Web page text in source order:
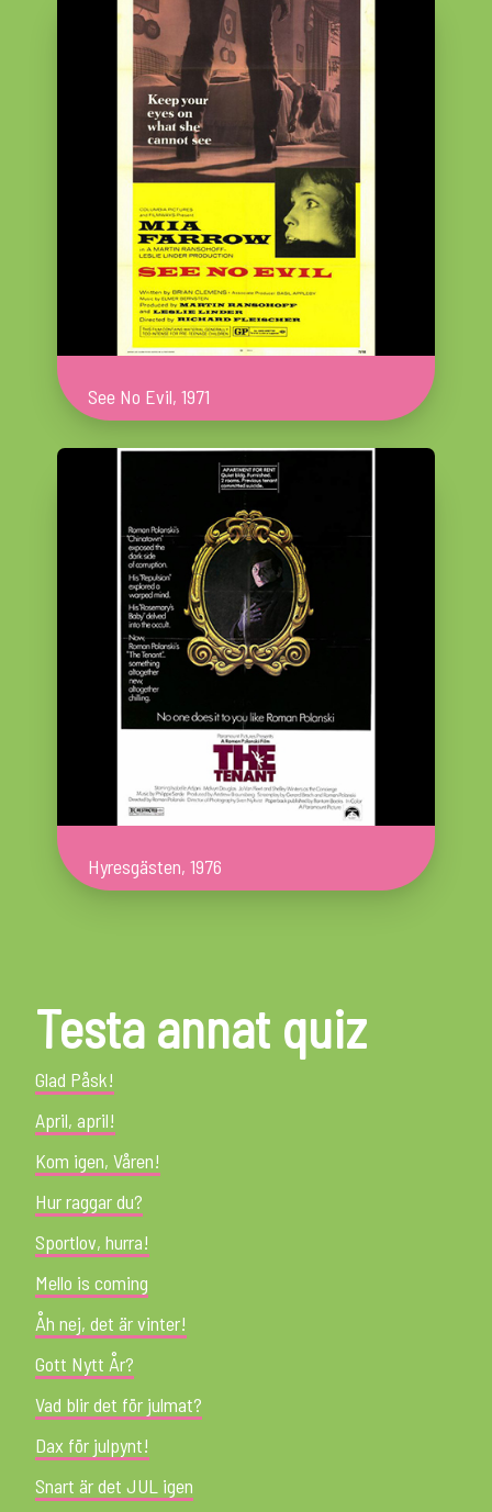
See No Evil, 1971
Hyresgästen, 1976
Testa annat quiz
Glad Påsk!
April, april!
Kom igen, Våren!
Hur raggar du?
Sportlov, hurra!
Mello is coming
Åh nej, det är vinter!
Gott Nytt År?
Vad blir det för julmat?
Dax för julpynt!
Snart är det JUL igen